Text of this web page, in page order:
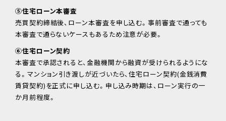
⑤住宅ローン本審査
売買契約締結後、ローン本審査を申し込む。事前審査で通っても
本審査で通らないケースもあるため注意が必要。
⑥住宅ローン契約
本審査で承認されると、金融機関から融資が受けられるようにな
る。マンション引き渡しが近づいたら、住宅ローン契約(金銭消費
賃貸契約)を正式に申し込む。申し込み時期は、ローン実行の一
か月前程度。